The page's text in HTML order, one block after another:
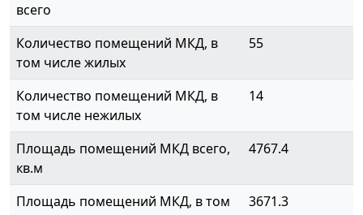
всего
Количество помещений МКД, в
том числе жилых
55
Количество помещений МКД, в
том числе нежилых
14
Площадь помещений МКД всего,
кв.м
4767.4
Площадь помещений МКД, в том
3671.3